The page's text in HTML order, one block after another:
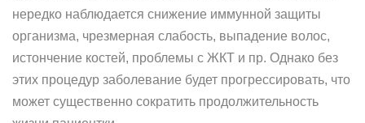
нередко наблюдается снижение иммунной защиты
организма, чрезмерная слабость, выпадение волос,
истончение костей, проблемы с ЖКТ и пр. Однако без
этих процедур заболевание будет прогрессировать, что
может существенно сократить продолжительность